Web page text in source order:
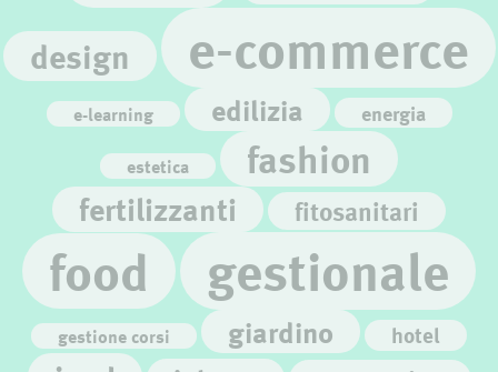
design e-commerce
e-learning edilizia energia
estetica fashion
fertilizzanti fitosanitari
food gestionale
gestione corsi giardino hotel